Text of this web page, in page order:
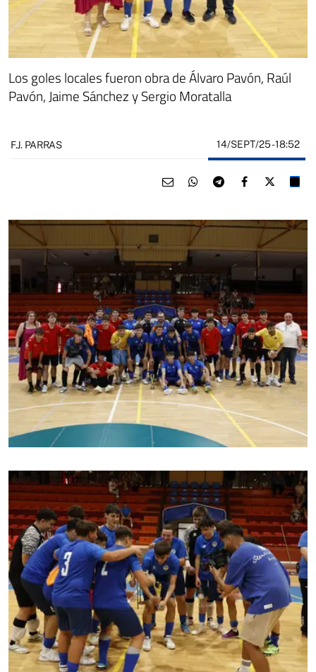
Los goles locales fueron obra de Álvaro Pavón, Raúl
Pavón, Jaime Sánchez y Sergio Moratalla
F.J. PARRAS 14/SEPT/25- 18:52